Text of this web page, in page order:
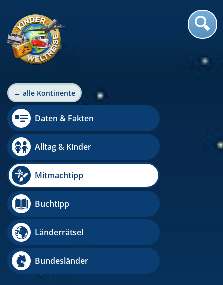
← alle Kontinente
Daten & Fakten
Alltag & Kinder
Mitmachtipp
Buchtipp
Länderrätsel
Bundesländer